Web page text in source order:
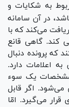
به شکایات و
در آن سامانه
می‌کند که با
کند. گاهی قانع
که پرونده دنبال
اعلامات دارد.
یک سوء
اگر قابل
می‌گیرد. امّا